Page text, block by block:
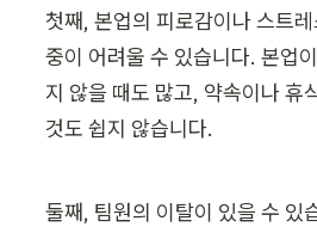
첫째, 본업의 피로감이나 스트
중이 어려울 수 있습니다. 본업
지 않을 때도 많고, 약속이나 휴
것도 쉽지 않습니다.
둘째, 팀원의 이탈이 있을 수 있